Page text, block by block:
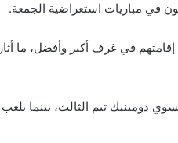
في مباريات استعراضية الجمعة.
في غرف أكبر وأفضل، ما أثار
دومينيك تيم الثالث، بينما يلعب